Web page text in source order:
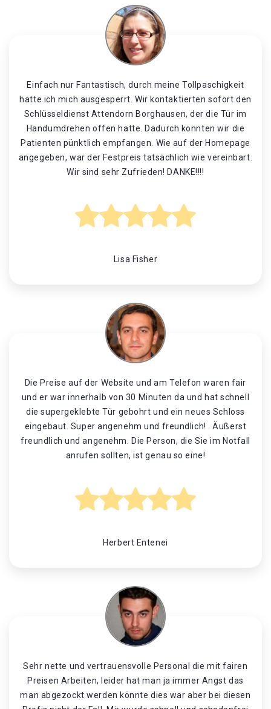
Einfach nur Fantastisch, durch meine Tollpaschigkeit
hatte ich mich ausgesperrt. Wir kontaktierten sofort den
Schlüsseldienst Attendorn Borghausen, der die Tür im
Handumdrehen offen hatte. Dadurch konnten wir die
Patienten pünktlich empfangen. Wie auf der Homepage
angegeben, war der Festpreis tatsächlich wie vereinbart.
Wir sind sehr Zufrieden! DANKE!!!!
Lisa Fisher
Die Preise auf der Website und am Telefon waren fair
und er war innerhalb von 30 Minuten da und hat schnell
die supergeklebte Tür gebohrt und ein neues Schloss
eingebaut. Super angenehm und freundlich! . Äußerst
freundlich und angenehm. Die Person, die Sie im Notfall
anrufen sollten, ist genau so eine!
Herbert Entenei
Sehr nette und vertrauensvolle Personal die mit fairen
Preisen Arbeiten, leider hat man ja immer Angst das
man abgezockt werden könnte dies war aber bei diesen